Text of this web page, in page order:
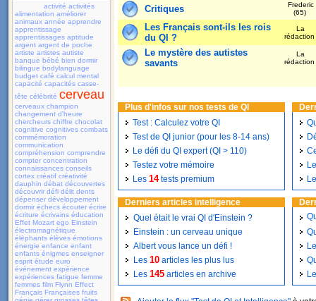
activité activités
alimentation améliorer
animaux année apprendre
apprentissage
apprentissages aptitude
argent argent de poche
artiste artistes autiste
banque bébé bien dormir
bilingue bodylanguage
budget café calcul mental
capacité capacités casse-
tête célébrité cerveau
cerveaux champion
changement d'heure
chercheurs chiffre chocolat
cognitive cognitives combats
commémoration
communication
compréhension comprendre
compter concentration
connaissances conseils
cortex créatif créativité
dauphin débat découvertes
découvrir défi délit dents
dépenser développement
dormir échecs écouter écrire
écriture écrivains éducation
Effet Mozart ego Einstein
électromagnétique
éléphants élèves émotions
énergie enfance enfant
enfants énigmes enseigner
esprit étude euro
événement expérience
expériences fatigue femme
femmes film Flynn Effect
Français Françaises fruits
Critiques
Frederic
(65)
Les Français sont-ils les rois
du QI ?
La
rédaction
Le mystère des autistes
savants
La
rédaction
Plus d'infos sur nos tests de QI
Test : Calculez votre QI
Test de QI junior (pour les 8-14 ans)
Le défi du QI expert (QI > 110)
Testez votre mémoire
Les 14tests premium
Derniers articles intelligence
Quel était le vrai QI d'Einstein ?
Einstein : un cerveau unique
Albert vous lance un défi !
Les 10 articles les plus lus
Les 145 articles en archive